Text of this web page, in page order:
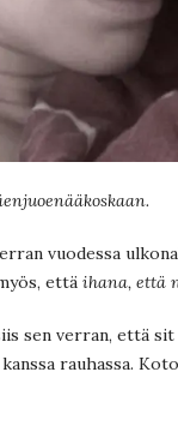
vuodessa
että ihana, että
sen verran, että
rauhassa.